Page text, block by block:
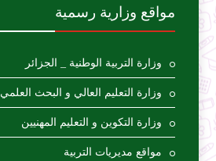
مواقع وزارية رسمية
وزارة التربية الوطنية _ الجزائر
وزارة التعليم العالي و البحث العلمي
وزارة التكوين و التعليم المهنيين
مواقع مديريات التربية